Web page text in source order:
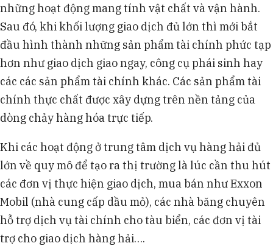
những hoạt động mang tính vật chất và vận hành.
Sau đó, khi khối lượng giao dịch đủ lớn thì mới bắt
đầu hình thành những sản phẩm tài chính phức tạp
hơn như giao dịch giao ngay, công cụ phái sinh hay
các các sản phẩm tài chính khác. Các sản phẩm tài
chính thực chất được xây dựng trên nền tảng của
dòng chảy hàng hóa trực tiếp.
Khi các hoạt động ở trung tâm dịch vụ hàng hải đủ
lớn về quy mô để tạo ra thị trường là lúc cần thu hút
các đơn vị thực hiện giao dịch, mua bán như Exxon
Mobil (nhà cung cấp dầu mỏ), các nhà băng chuyên
hỗ trợ dịch vụ tài chính cho tàu biển, các đơn vị tài
trợ cho giao dịch hàng hải….